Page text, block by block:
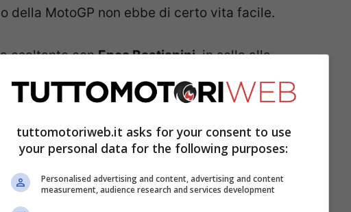
della MotoGP non ebbe di certo vita facile.
esaltante conEnea Bastianini, in sella alla
di mettergli pressione fino alla fine.
che poi portò ufficialmente a casa a
end molto simile per pensare di fare un
tuttomotoriweb.it asks for your consent to use
your personal data for the following purposes:
Personalised advertising and content, advertising and content
measurement, audience research and services development